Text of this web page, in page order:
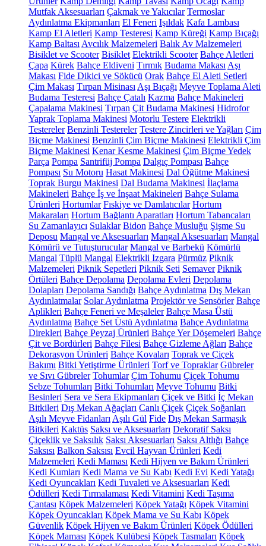
Mutfak Aksesuarları Çakmak ve Yakıcılar Termoslar
Aydınlatma Ekipmanları El Feneri Işıldak Kafa Lambası
Kamp El Aletleri Kamp Testeresi Kamp Küreği Kamp Bıçağı
Kamp Baltası Avcılık Malzemeleri Balık Av Malzemeleri
Bisiklet ve Scooter Bisiklet Elektrikli Scooter Bahçe Aletleri
Çapa Kürek Bahçe Eldiveni Tırmık Budama Makası Aşı
Makası Fide Dikici ve Sökücü Orak Bahçe El Aleti Setleri
Çim Makası Tırpan Misinası Aşı Bıçağı Meyve Toplama Aleti
Budama Testeresi Bahçe Çatalı Kazma Bahçe Makineleri
Çapalama Makinesi Tırpan Çit Budama Makinesi Hidrofor
Yaprak Toplama Makinesi Motorlu Testere Elektrikli
Testereler Benzinli Testereler Testere Zincirleri ve Yağları Çim
Biçme Makinesi Benzinli Çim Biçme Makinesi Elektrikli Çim
Biçme Makinesi Kenar Kesme Makinesi Çim Biçme Yedek
Parça Pompa Santrifüj Pompa Dalgıç Pompası Bahçe
Pompası Su Motoru Hasat Makinesi Dal Öğütme Makinesi
Toprak Burgu Makinesi Dal Budama Makinesi İlaçlama
Makineleri Bahçe İş ve İnşaat Makineleri Bahçe Sulama
Ürünleri Hortumlar Fıskiye ve Damlatıcılar Hortum
Makaraları Hortum Bağlantı Aparatları Hortum Tabancaları
Su Zamanlayıcı Sulaklar Bidon Bahçe Musluğu Şişme Su
Deposu Mangal ve Aksesuarları Mangal Aksesuarları Mangal
Kömürü ve Tutuşturucular Mangal ve Barbekü Kömürlü
Mangal Tüplü Mangal Elektrikli Izgara Pürmüz Piknik
Malzemeleri Piknik Sepetleri Piknik Seti Semaver Piknik
Örtüleri Bahçe Depolama Depolama Evleri Depolama
Dolapları Depolama Sandığı Bahçe Aydınlatma Dış Mekan
Aydınlatmalar Solar Aydınlatma Projektör ve Sensörler Bahçe
Aplikleri Bahçe Feneri ve Meşaleler Bahçe Masa Üstü
Aydınlatma Bahçe Set Üstü Aydınlatma Bahçe Aydınlatma
Direkleri Bahçe Peyzaj Ürünleri Bahçe Yer Döşemeleri Bahçe
Çit ve Bordürleri Bahçe Filesi Bahçe Gizleme Ağları Bahçe
Dekorasyon Ürünleri Bahçe Kovaları Toprak ve Çiçek
Bakımı Bitki Yetiştirme Ürünleri Torf ve Topraklar Gübreler
ve Sıvı Gübreler Tohumlar Çim Tohumu Çiçek Tohumu
Sebze Tohumları Bitki Tohumları Meyve Tohumu Bitki
Besinleri Sera ve Sera Ekipmanları Çiçek ve Bitki İç Mekan
Bitkileri Dış Mekan Ağaçları Canlı Çiçek Çiçek Soğanları
Aşılı Meyve Fidanları Aşılı Gül Fide Dış Mekan Sarmaşık
Bitkileri Kaktüs Saksı ve Aksesuarları Dekoratif Saksı
Çiçeklik ve Saksılık Saksı Aksesuarları Saksı Altlığı Bahçe
Saksısı Balkon Saksısı Evcil Hayvan Ürünleri Kedi
Malzemeleri Kedi Maması Kedi Hijyen ve Bakım Ürünleri
Kedi Kumları Kedi Mama ve Su Kabı Kedi Evi Kedi Yatağı
Kedi Oyuncakları Kedi Tuvaleti ve Aksesuarları Kedi
Ödülleri Kedi Tırmalaması Kedi Vitamini Kedi Taşıma
Çantası Köpek Malzemeleri Köpek Yatağı Köpek Vitamini
Köpek Oyuncakları Köpek Mama ve Su Kabı Köpek
Güvenlik Köpek Hijyen ve Bakım Ürünleri Köpek Ödülleri
Köpek Maması Köpek Kulübesi Köpek Tasmaları Köpek